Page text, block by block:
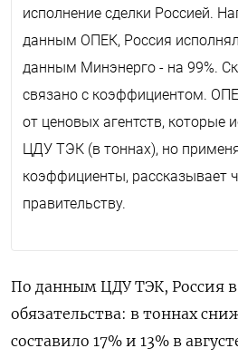
исполнение сделки Россией.
данным ОПЕК, Россия
данным Минэнерго - на 99%.
связано с коэффициентом.
от ценовых агентств, которые
ЦДУ ТЭК (в тоннах), но
коэффициенты, рассказывает
правительству.
По данным ЦДУ ТЭК, Россия
обязательства: в тоннах
составило 17% и 13% в